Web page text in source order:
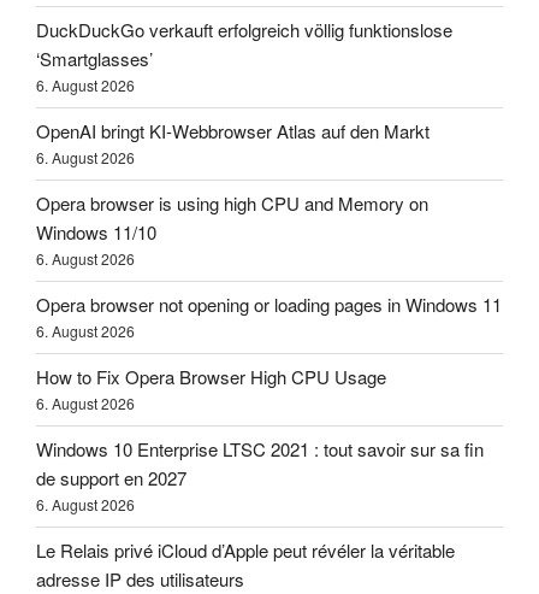
DuckDuckGo verkauft erfolgreich völlig funktionslose
‘Smartglasses’
6. August 2026
OpenAI bringt KI-Webbrowser Atlas auf den Markt
6. August 2026
Opera browser is using high CPU and Memory on
Windows 11/10
6. August 2026
Opera browser not opening or loading pages in Windows 11
6. August 2026
How to Fix Opera Browser High CPU Usage
6. August 2026
Windows 10 Enterprise LTSC 2021 : tout savoir sur sa fin
de support en 2027
6. August 2026
Le Relais privé iCloud d’Apple peut révéler la véritable
adresse IP des utilisateurs